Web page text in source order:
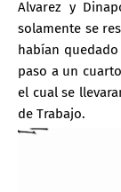
Alvarez y
solamente se
habían
paso a un
el cual se
de Trabajo.